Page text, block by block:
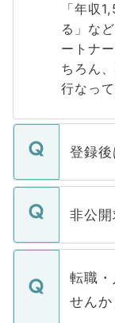
「年収
る」な
ートナ
ちろん
行なって
登録
ご登録
登録内
ます。
いただ
非公
マイナ
うち約
けない
下記の
転職
せんか